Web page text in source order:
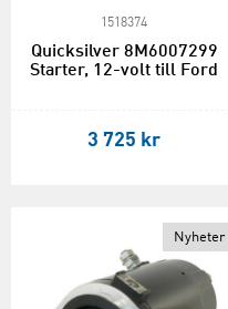
1518374
Quicksilver 8M6007299
Starter, 12-volt till Ford
3 725 kr
Nyheter